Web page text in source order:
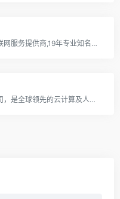
西部数码是基于云计算知名的互联网服务提供商,19年专业知名品牌。专业提供云服务器、虚拟主机、域名注册、企业邮箱等,50余万个虚拟主机网站及1000余万个域名用户的共同选择！
阿里云——阿里巴巴集团旗下公司，是全球领先的云计算及人工智能科技公司。提供免费试用、云服务器、云数据库、云安全、云企业应用等云计算服务，以及大数据、人工智能服务、精准定制基于场景的行业解决方案。免费备案，7x24小时售后支持，助企业无忧上云。